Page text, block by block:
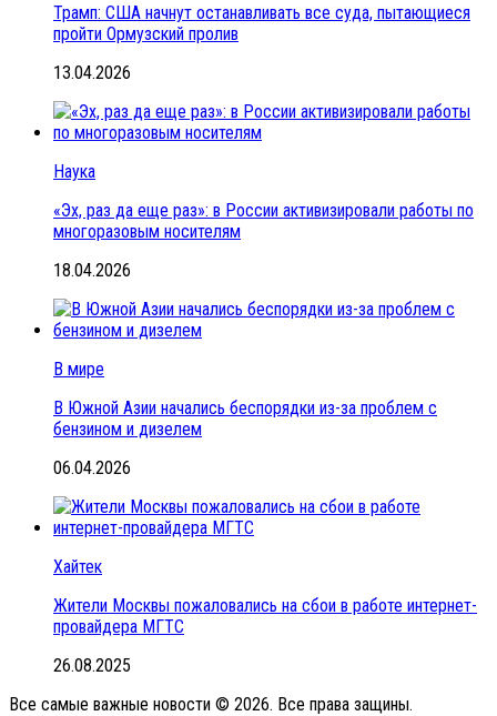
Трамп: США начнут останавливать все суда, пытающиеся
пройти Ормузский пролив
13.04.2026
Наука
«Эх, раз да еще раз»: в России активизировали работы по
многоразовым носителям
18.04.2026
В мире
В Южной Азии начались беспорядки из-за проблем с
бензином и дизелем
06.04.2026
Хайтек
Жители Москвы пожаловались на сбои в работе интернет-
провайдера МГТС
26.08.2025
Все самые важные новости © 2026. Все права защины.